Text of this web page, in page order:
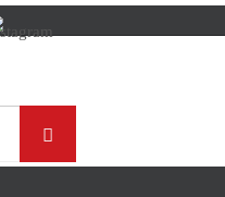
Suchen